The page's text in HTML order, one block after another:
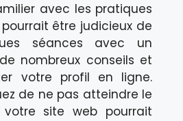
avec les pratiques
être judicieux de
séances avec un
nombreux conseils et
votre profil en ligne.
de ne pas atteindre le
site web pourrait